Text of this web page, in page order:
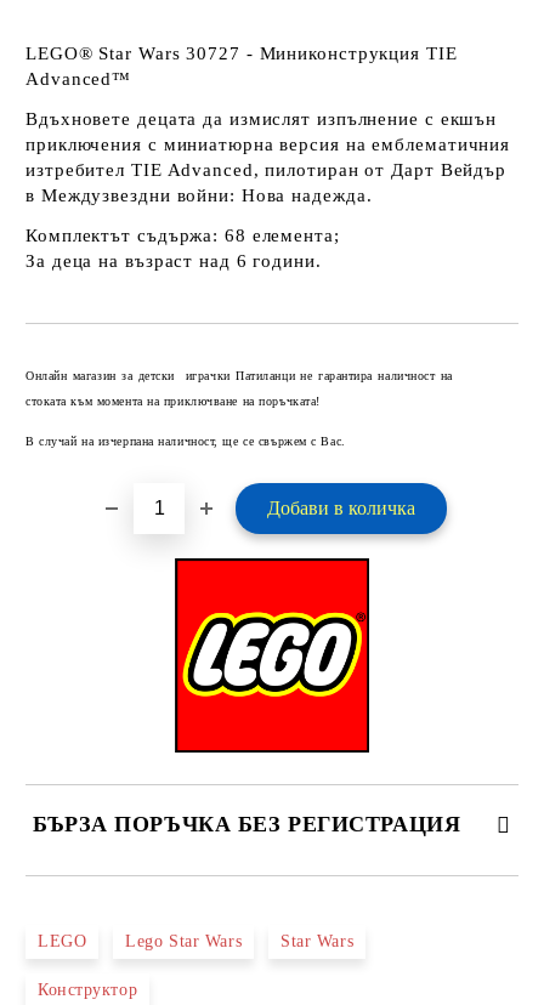
LEGO® Star Wars 30727 - Миниконструкция TIE
Advanced™
Вдъхновете децата да измислят изпълнение с екшън
приключения с миниатюрна версия на емблематичния
изтребител TIE Advanced, пилотиран от Дарт Вейдър
в Междузвездни войни: Нова надежда.
Комплектът съдържа: 68 елемента;
За деца на възраст над 6 години.
Онлайн магазин за детски играчки Патиланци не гарантира наличност на
стоката към момента на приключване на поръчката!
В случай на изчерпана наличност, ще се свържем с Вас.
БЪРЗА ПОРЪЧКА БЕЗ РЕГИСТРАЦИЯ
LEGO Lego Star Wars Star Wars
Конструктор